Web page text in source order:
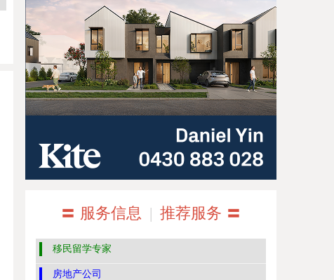
〓 服务信息 | 推荐服务 〓
移民留学专家
房地产公司